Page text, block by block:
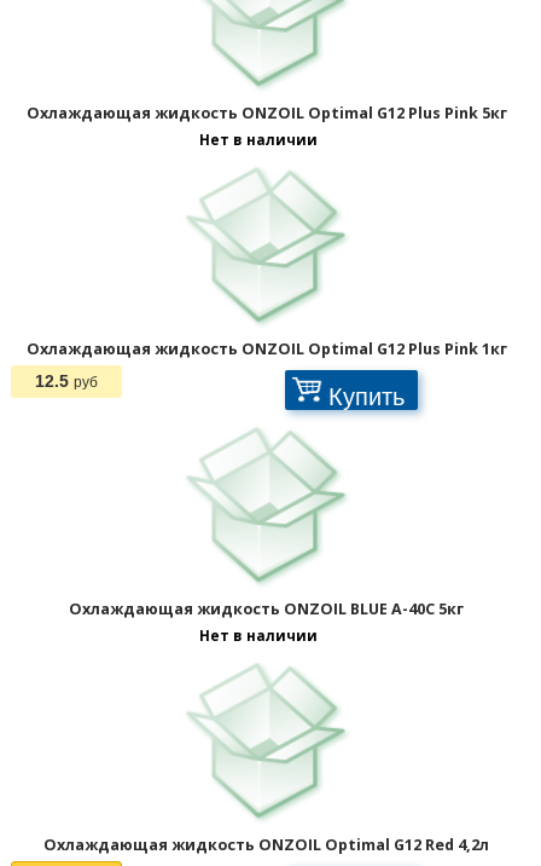
Охлаждающая жидкость ONZOIL Optimal G12 Plus Pink 5кг
Нет в наличии
Охлаждающая жидкость ONZOIL Optimal G12 Plus Pink 1кг
12.5 руб Купить
Охлаждающая жидкость ONZOIL BLUE A-40C 5кг
Нет в наличии
Охлаждающая жидкость ONZOIL Optimal G12 Red 4,2л